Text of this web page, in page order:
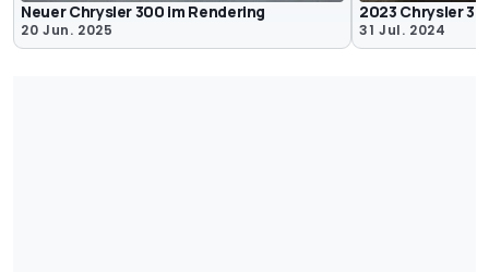
Neuer Chrysler 300 im Rendering
20 Jun. 2025
2023 Chrysler
31 Jul. 2024